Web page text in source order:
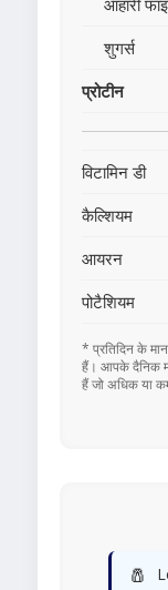
आहारी
शुगर्स
प्रोटीन
विटामिन डी
कैल्शियम
आयरन
पोटैशियम
* प्रतिदिन के
हैं। आपके दैनिक
हैं जो अधिक या
🧂